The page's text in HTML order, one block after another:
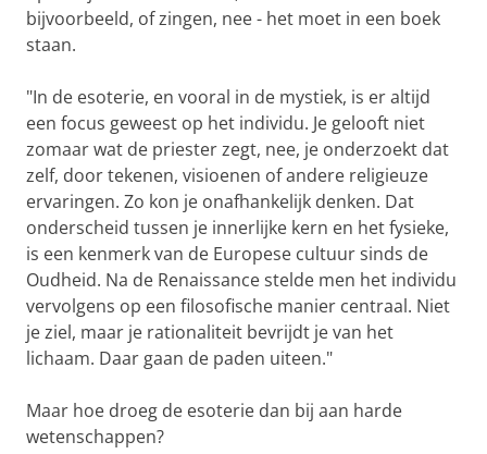
bijvoorbeeld, of zingen, nee - het moet in een boek
staan.
"In de esoterie, en vooral in de mystiek, is er altijd
een focus geweest op het individu. Je gelooft niet
zomaar wat de priester zegt, nee, je onderzoekt dat
zelf, door tekenen, visioenen of andere religieuze
ervaringen. Zo kon je onafhankelijk denken. Dat
onderscheid tussen je innerlijke kern en het fysieke,
is een kenmerk van de Europese cultuur sinds de
Oudheid. Na de Renaissance stelde men het individu
vervolgens op een filosofische manier centraal. Niet
je ziel, maar je rationaliteit bevrijdt je van het
lichaam. Daar gaan de paden uiteen."
Maar hoe droeg de esoterie dan bij aan harde
wetenschappen?